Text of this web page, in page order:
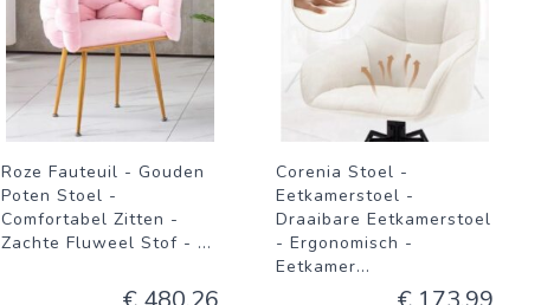
Roze Fauteuil - Gouden
Poten Stoel -
Comfortabel Zitten -
Zachte Fluweel Stof - ...
Corenia Stoel -
Eetkamerstoel -
Draaibare Eetkamerstoel
- Ergonomisch -
Eetkamer...